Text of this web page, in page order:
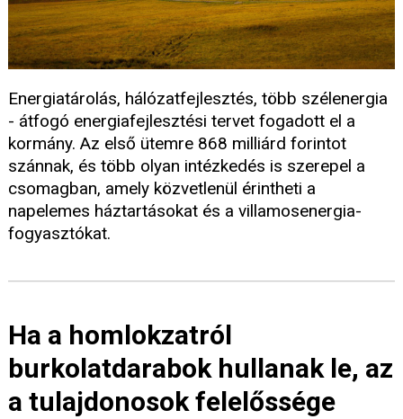
Energiatárolás, hálózatfejlesztés, több szélenergia
- átfogó energiafejlesztési tervet fogadott el a
kormány. Az első ütemre 868 milliárd forintot
szánnak, és több olyan intézkedés is szerepel a
csomagban, amely közvetlenül érintheti a
napelemes háztartásokat és a villamosenergia-
fogyasztókat.
Ha a homlokzatról
burkolatdarabok hullanak le, az
a tulajdonosok felelőssége